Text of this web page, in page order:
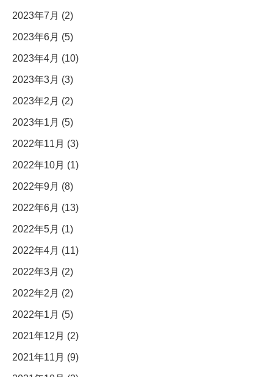
2023年7月 (2)
2023年6月 (5)
2023年4月 (10)
2023年3月 (3)
2023年2月 (2)
2023年1月 (5)
2022年11月 (3)
2022年10月 (1)
2022年9月 (8)
2022年6月 (13)
2022年5月 (1)
2022年4月 (11)
2022年3月 (2)
2022年2月 (2)
2022年1月 (5)
2021年12月 (2)
2021年11月 (9)